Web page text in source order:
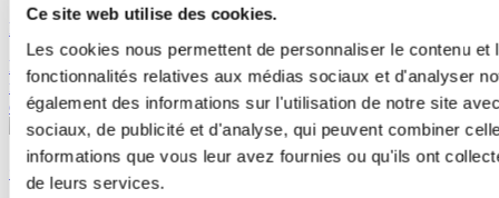
Ce site web utilise des cookies.
Les cookies nous permettent de personnaliser le contenu
fonctionnalités relatives aux médias sociaux et d'analyser
également des informations sur l'utilisation de notre site
sociaux, de publicité et d'analyse, qui peuvent combiner
informations que vous leur avez fournies ou qu'ils ont
de leurs services.
Par : Jennifer Martin
La rentrée scolaire approche à grands pas! Découvre 10 activités à
faire dans Lanaudière avec toute la famille avant le début des
classes.
Quoi faire à Repentigny pendant l'Oktoberfest?